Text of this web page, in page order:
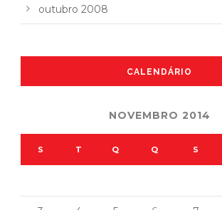
outubro 2008
CALENDÁRIO
NOVEMBRO 2014
S T Q Q S